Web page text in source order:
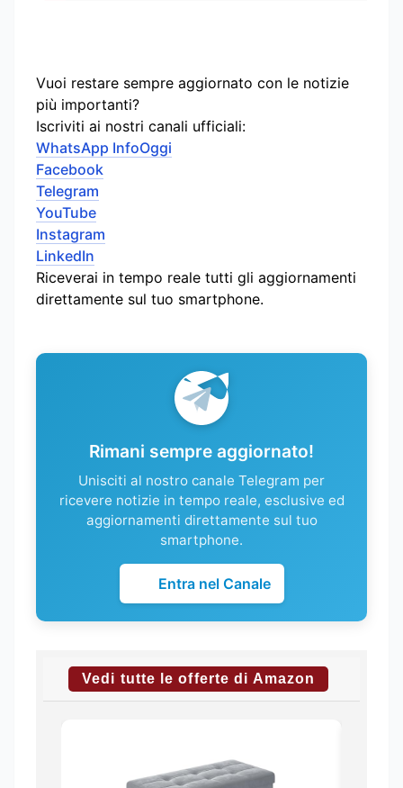
Vuoi restare sempre aggiornato con le notizie
più importanti?
Iscriviti ai nostri canali ufficiali:
WhatsApp InfoOggi
Facebook
Telegram
YouTube
Instagram
LinkedIn
Riceverai in tempo reale tutti gli aggiornamenti
direttamente sul tuo smartphone.
Rimani sempre aggiornato!
Unisciti al nostro canale Telegram per
ricevere notizie in tempo reale, esclusive ed
aggiornamenti direttamente sul tuo
smartphone.
Entra nel Canale